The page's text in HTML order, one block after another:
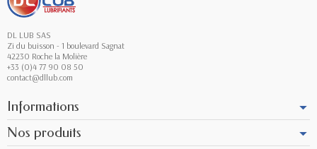
DL LUB SAS
Zi du buisson - 1 boulevard Sagnat
42230 Roche la Molière
+33 (0)4 77 90 08 50
contact@dllub.com
Informations
Nos produits